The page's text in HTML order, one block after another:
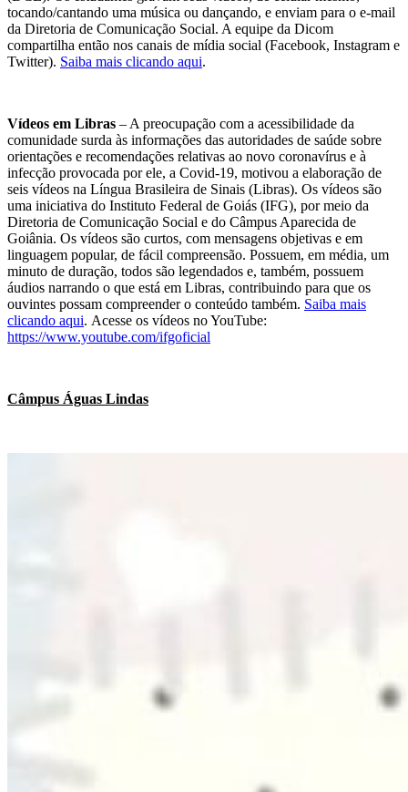
tocando/cantando uma música ou dançando, e enviam para o e-mail
da Diretoria de Comunicação Social. A equipe da Dicom
compartilha então nos canais de mídia social (Facebook, Instagram e
Twitter). Saiba mais clicando aqui.
Vídeos em Libras – A preocupação com a acessibilidade da
comunidade surda às informações das autoridades de saúde sobre
orientações e recomendações relativas ao novo coronavírus e à
infecção provocada por ele, a Covid-19, motivou a elaboração de
seis vídeos na Língua Brasileira de Sinais (Libras). Os vídeos são
uma iniciativa do Instituto Federal de Goiás (IFG), por meio da
Diretoria de Comunicação Social e do Câmpus Aparecida de
Goiânia. Os vídeos são curtos, com mensagens objetivas e em
linguagem popular, de fácil compreensão. Possuem, em média, um
minuto de duração, todos são legendados e, também, possuem
áudios narrando o que está em Libras, contribuindo para que os
ouvintes possam compreender o conteúdo também. Saiba mais
clicando aqui. Acesse os vídeos no YouTube:
https://www.youtube.com/ifgoficial
Câmpus Águas Lindas